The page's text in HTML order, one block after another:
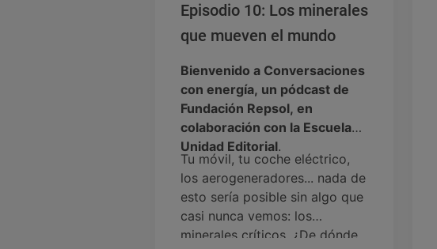
Episodio 10: Los minerales
que mueven el mundo
Bienvenido a Conversaciones
con energía, un pódcast de
Fundación Repsol, en
colaboración con la Escuela
Unidad Editorial.
Tu móvil, tu coche eléctrico,
los aerogeneradores... nada de
esto sería posible sin algo que
casi nunca vemos: los
minerales críticos. ¿De dónde